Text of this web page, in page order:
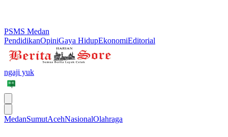
PSMS Medan
PendidikanOpiniGaya HidupEkonomiEditorial
ngaji yuk
MedanSumutAcehNasionalOlahraga